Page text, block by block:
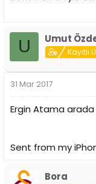
U Umut
Kayıtlı
31 Mar 2017
Ergin Atama
Sent from my
Bora